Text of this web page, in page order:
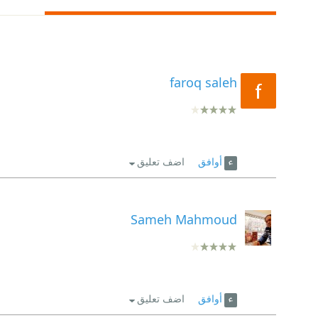
faroq saleh
أوافق اضف تعليق
Sameh Mahmoud
أوافق اضف تعليق